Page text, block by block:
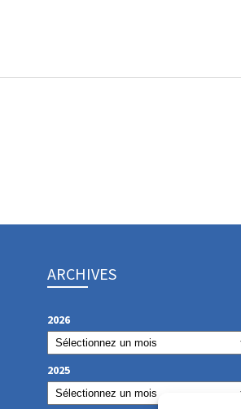
ARCHIVES
2026
2025